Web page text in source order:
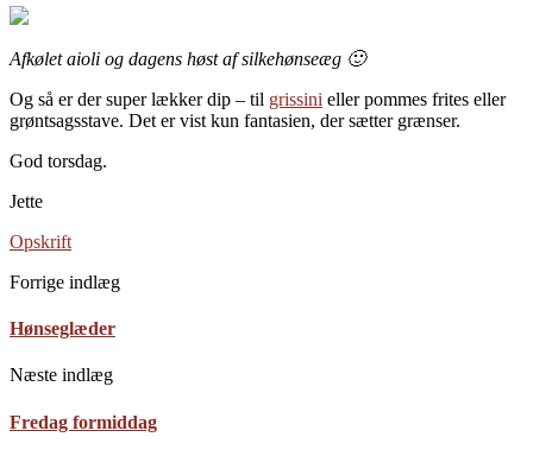
Afkølet aioli og dagens høst af silkehønseæg 🙂
Og så er der super lækker dip – til grissini eller pommes frites eller
grøntsagsstave. Det er vist kun fantasien, der sætter grænser.
God torsdag.
Jette
Opskrift
Forrige indlæg
Hønseglæder
Næste indlæg
Fredag formiddag